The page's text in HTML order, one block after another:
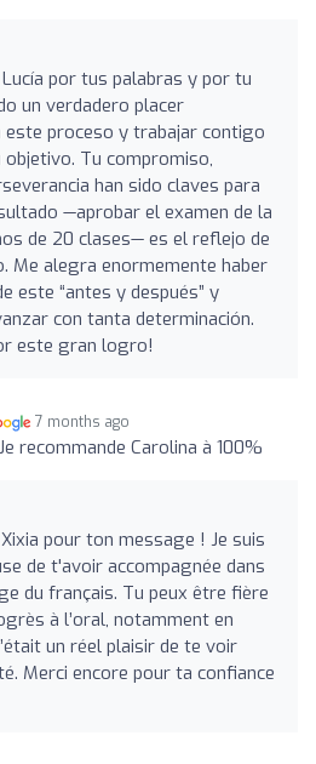
por tus palabras y por tu
un verdadero placer
este proceso y trabajar contigo
Tu compromiso,
han sido claves para
—aprobar el examen de la
de 20 clases— es el reflejo de
Me alegra enormemente haber
este “antes y después” y
con tanta determinación.
este gran logro!
7 months ago
recommande Carolina à 100%
pour ton message ! Je suis
de t'avoir accompagnée dans
du français. Tu peux être fière
à l’oral, notamment en
un réel plaisir de te voir
Merci encore pour ta confiance